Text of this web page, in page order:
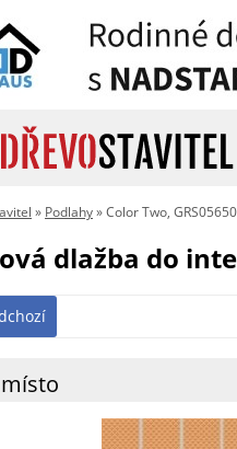
» Podlahy» Color Two, GRS05650
dlažba do